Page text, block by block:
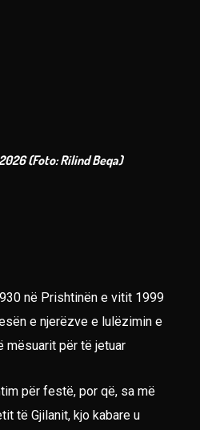
(Foto: Rilind Beqa)
në Prishtinën e vitit 1999
e njerëzve e lulëzimin e
mësuarit për të jetuar
për festë, por që, sa më
të Gjilanit, kjo kabare u